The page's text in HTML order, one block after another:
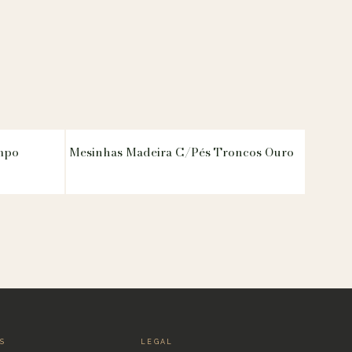
Mesinhas Madeira C/Pés Troncos Ouro
LEGAL